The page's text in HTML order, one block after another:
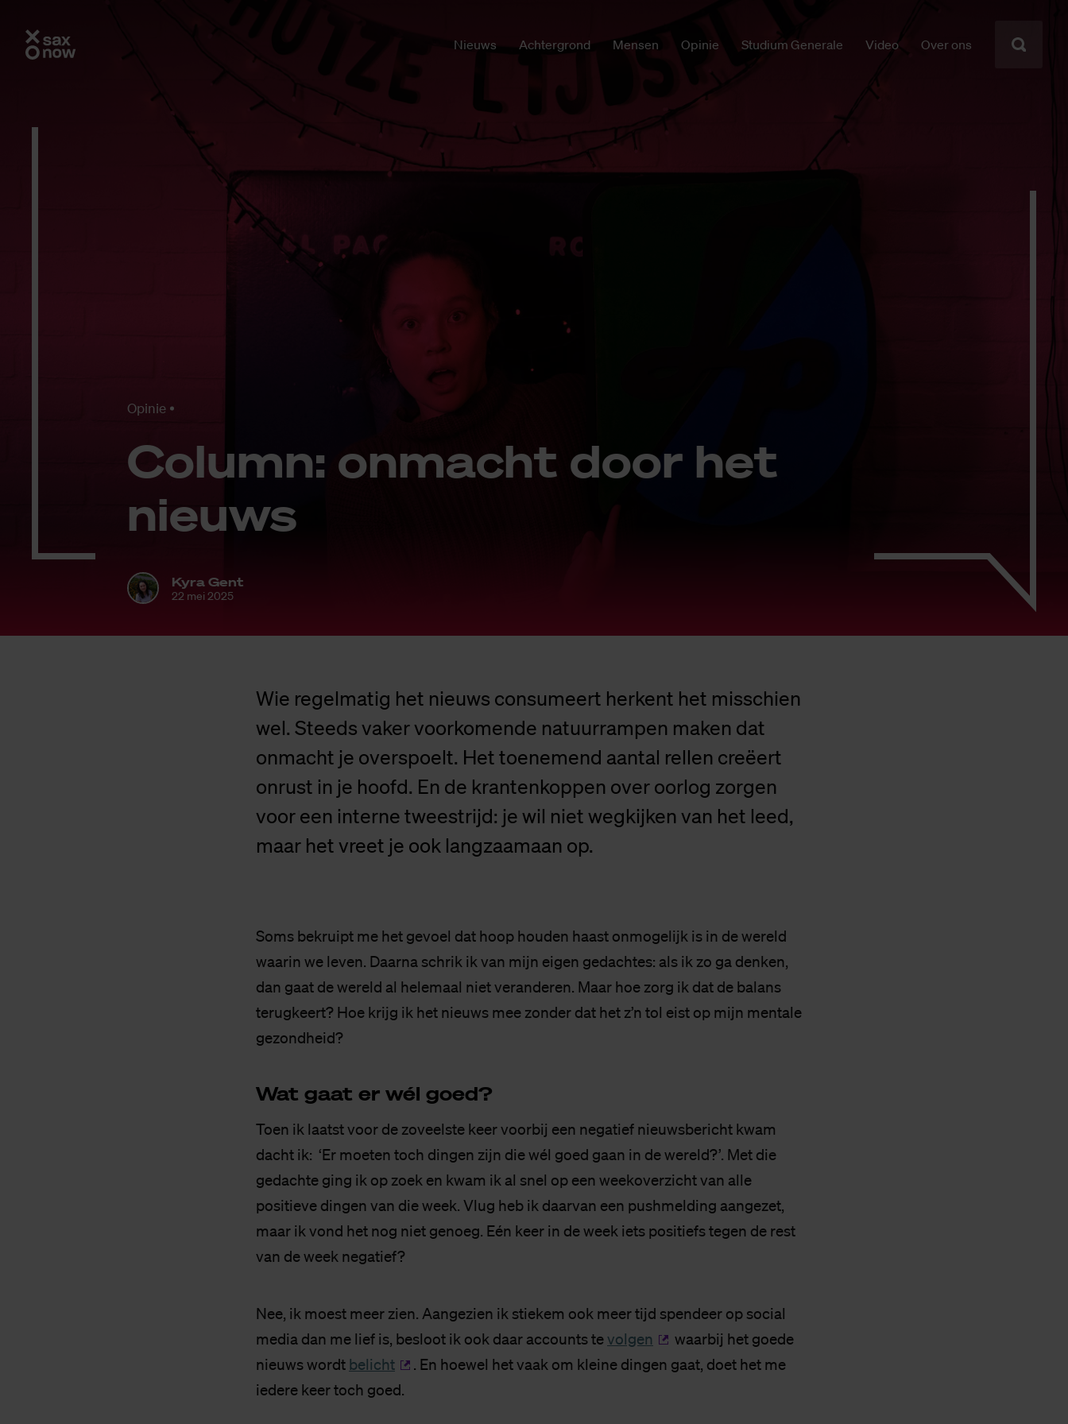
Nieuws Achtergrond Mensen Opinie Studium Generale Video Over ons
Opinie
Co­lumn: on­macht door het
nieuws
Kyra Gent
22 mei 2025
Wie regelmatig het nieuws consumeert herkent het misschien
wel. Steeds vaker voorkomende natuurrampen maken dat
onmacht je overspoelt. Het toenemend aantal rellen creëert
onrust in je hoofd. En de krantenkoppen over oorlog zorgen
voor een interne tweestrijd: je wil niet wegkijken van het leed,
maar het vreet je ook langzaamaan op.
Soms bekruipt me het gevoel dat hoop houden haast onmogelijk is in de wereld
waarin we leven. Daarna schrik ik van mijn eigen gedachtes: als ik zo ga denken,
dan gaat de wereld al helemaal niet veranderen. Maar hoe zorg ik dat de balans
terugkeert? Hoe krijg ik het nieuws mee zonder dat het z’n tol eist op mijn mentale
gezondheid?
Wat gaat er wél goed?
Toen ik laatst voor de zoveelste keer voorbij een negatief nieuwsbericht kwam
dacht ik: ‘Er moeten toch dingen zijn die wél goed gaan in de wereld?’. Met die
gedachte ging ik op zoek en kwam ik al snel op een weekoverzicht van alle
positieve dingen van die week. Vlug heb ik daarvan een pushmelding aangezet,
maar ik vond het nog niet genoeg. Eén keer in de week iets positiefs tegen de rest
van de week negatief?
Nee, ik moest meer zien. Aangezien ik stiekem ook meer tijd spendeer op social
media dan me lief is, besloot ik ook daar accounts tevolgen
waarbij het goede
nieuws wordt belicht
. En hoewel het vaak om kleine dingen gaat, doet het me
iedere keer toch goed.